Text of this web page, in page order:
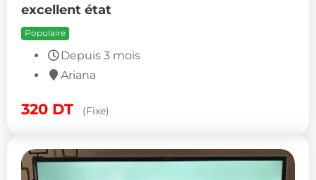
excellent état
Populaire
Depuis 3 mois
Ariana
320 DT (Fixe)